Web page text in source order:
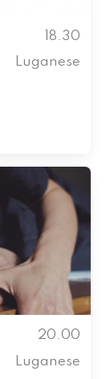
18.30
Luganese
20.00
Luganese